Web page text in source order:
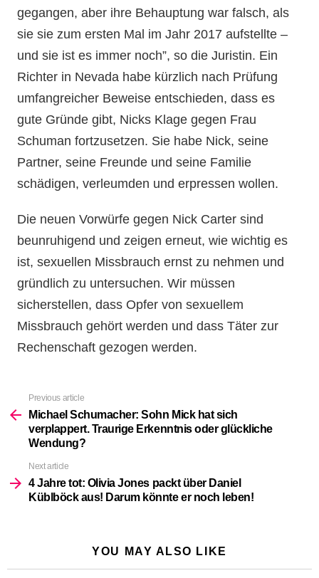
gegangen, aber ihre Behauptung war falsch, als
sie sie zum ersten Mal im Jahr 2017 aufstellte –
und sie ist es immer noch”, so die Juristin. Ein
Richter in Nevada habe kürzlich nach Prüfung
umfangreicher Beweise entschieden, dass es
gute Gründe gibt, Nicks Klage gegen Frau
Schuman fortzusetzen. Sie habe Nick, seine
Partner, seine Freunde und seine Familie
schädigen, verleumden und erpressen wollen.
Die neuen Vorwürfe gegen Nick Carter sind
beunruhigend und zeigen erneut, wie wichtig es
ist, sexuellen Missbrauch ernst zu nehmen und
gründlich zu untersuchen. Wir müssen
sicherstellen, dass Opfer von sexuellem
Missbrauch gehört werden und dass Täter zur
Rechenschaft gezogen werden.
more
Previous article
Michael Schumacher: Sohn Mick hat sich
verplappert. Traurige Erkenntnis oder glückliche
Wendung?
Next article
4 Jahre tot: Olivia Jones packt über Daniel
Küblböck aus! Darum könnte er noch leben!
YOU MAY ALSO LIKE